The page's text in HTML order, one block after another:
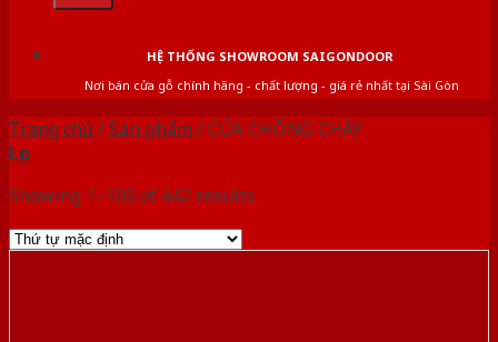
HỆ THỐNG SHOWROOM SAIGONDOOR
Nơi bán cửa gỗ chính hãng - chất lượng - giá rẻ nhất tại Sài Gòn
Trang chủ /Sản phẩm /CỬA CHỐNG CHÁY
Lọc
Showing 1–100 of 442 results